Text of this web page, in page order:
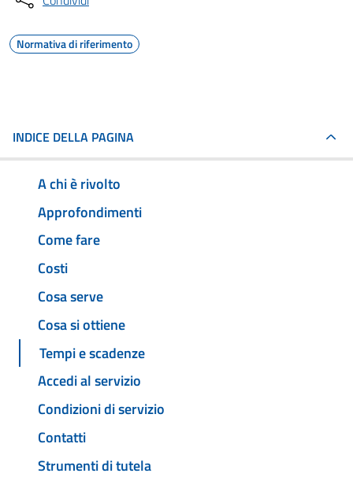
Normativa di riferimento
INDICE DELLA PAGINA
A chi è rivolto
Approfondimenti
Come fare
Costi
Cosa serve
Cosa si ottiene
Tempi e scadenze
Accedi al servizio
Condizioni di servizio
Contatti
Strumenti di tutela